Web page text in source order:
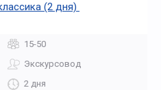
(2 дня)
15-50
Экскурсовод
2 дня